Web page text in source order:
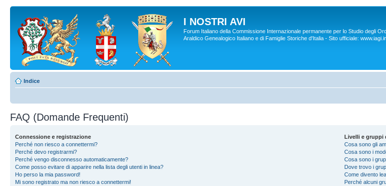
I NOSTRI AVI
Forum Italiano della Commissione Internazionale permanente per lo Studio degli
Araldico Genealogico Italiano e di Famiglie Storiche d'Italia - Sito ufficiale:
Indice
FAQ (Domande Frequenti)
Connessione e registrazione
Perché non riesco a connettermi?
Perché devo registrarmi?
Perché vengo disconnesso automaticamente?
Come posso evitare di apparire nella lista degli utenti in linea?
Ho perso la mia password!
Mi sono registrato ma non riesco a connettermi!
Livelli e gruppi
Cosa sono gli
Cosa sono i
Cosa sono i
Dove trovo i
Come divento
Perché alcuni